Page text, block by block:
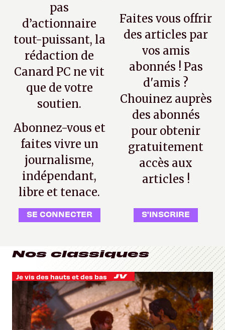
pas
d’actionnaire
tout-puissant, la
rédaction de
Canard PC ne vit
que de votre
soutien.
Abonnez-vous et
faites vivre un
journalisme,
indépendant,
libre et tenace.
SE CONNECTER
Faites vous offrir
des articles par
vos amis
abonnés ! Pas
d'amis ?
Chouinez auprès
des abonnés
pour obtenir
gratuitement
accès aux
articles !
S'INSCRIRE
Nos classiques
Je vis des hauts et des bas